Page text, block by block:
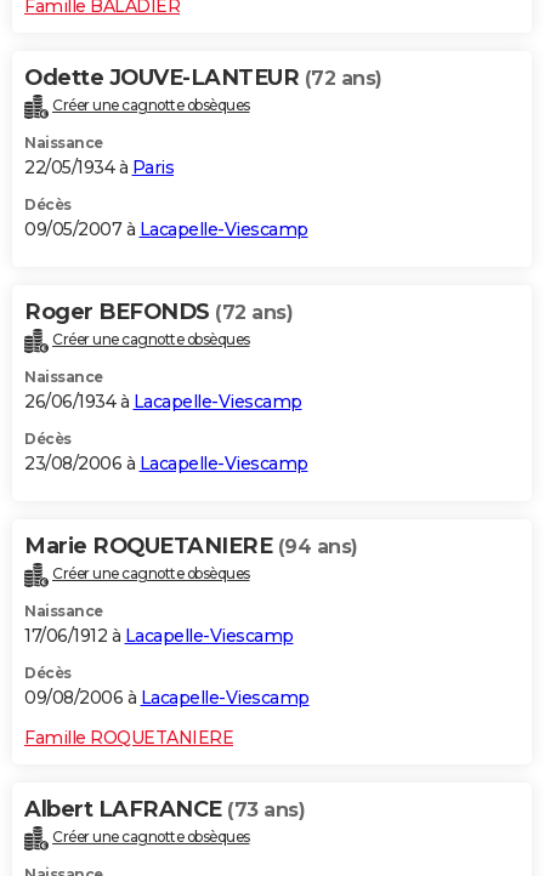
Famille BALADIER
Odette JOUVE-LANTEUR (72 ans)
Créer une cagnotte obsèques
Naissance
22/05/1934 à Paris
Décès
09/05/2007 à Lacapelle-Viescamp
Roger BEFONDS (72 ans)
Créer une cagnotte obsèques
Naissance
26/06/1934 à Lacapelle-Viescamp
Décès
23/08/2006 à Lacapelle-Viescamp
Marie ROQUETANIERE (94 ans)
Créer une cagnotte obsèques
Naissance
17/06/1912 à Lacapelle-Viescamp
Décès
09/08/2006 à Lacapelle-Viescamp
Famille ROQUETANIERE
Albert LAFRANCE (73 ans)
Créer une cagnotte obsèques